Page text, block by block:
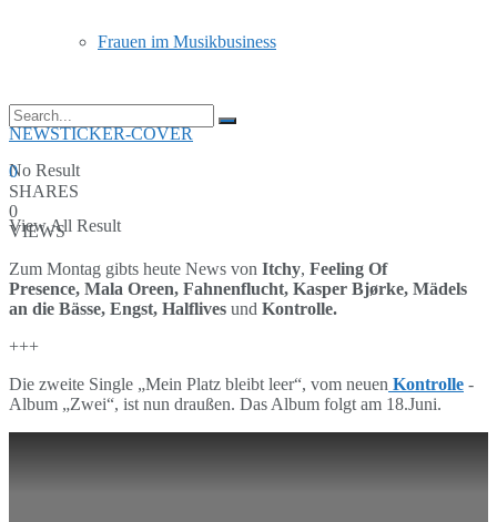
Frauen im Musikbusiness
No Result
View All Result
NEWSTICKER-COVER
0
SHARES
0
VIEWS
Zum Montag gibts heute News von Itchy, Feeling Of
Presence, Mala Oreen, Fahnenflucht, Kasper Bjørke, Mädels
an die Bässe, Engst, Halflives und Kontrolle.
+++
Die zweite Single „Mein Platz bleibt leer“, vom neuen Kontrolle -
Album „Zwei“, ist nun draußen. Das Album folgt am 18.Juni.